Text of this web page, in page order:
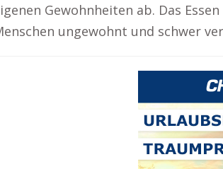
Gewohnheiten ab. Das
ungewohnt und schwer